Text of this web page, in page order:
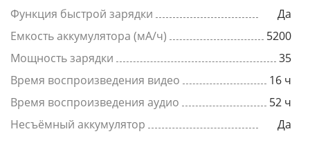
Функция быстрой зарядки
Да
Емкость аккумулятора (мА/ч)
5200
Мощность зарядки
35
Время воспроизведения видео
16 ч
Время воспроизведения аудио
52 ч
Несъёмный аккумулятор
Да